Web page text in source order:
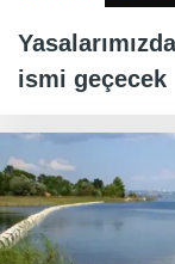
ismi geçecek